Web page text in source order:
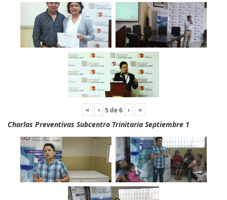
« ‹ 5de6 › »
Charlas Preventivas Subcentro Trinitaria Septiembre 1